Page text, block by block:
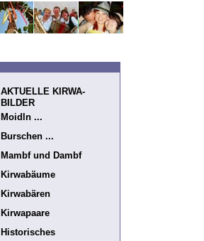
AKTUELLE KIRWA-
BILDER
Moidln ...
Burschen ...
Mambf und Dambf
Kirwabäume
Kirwabären
Kirwapaare
Historisches